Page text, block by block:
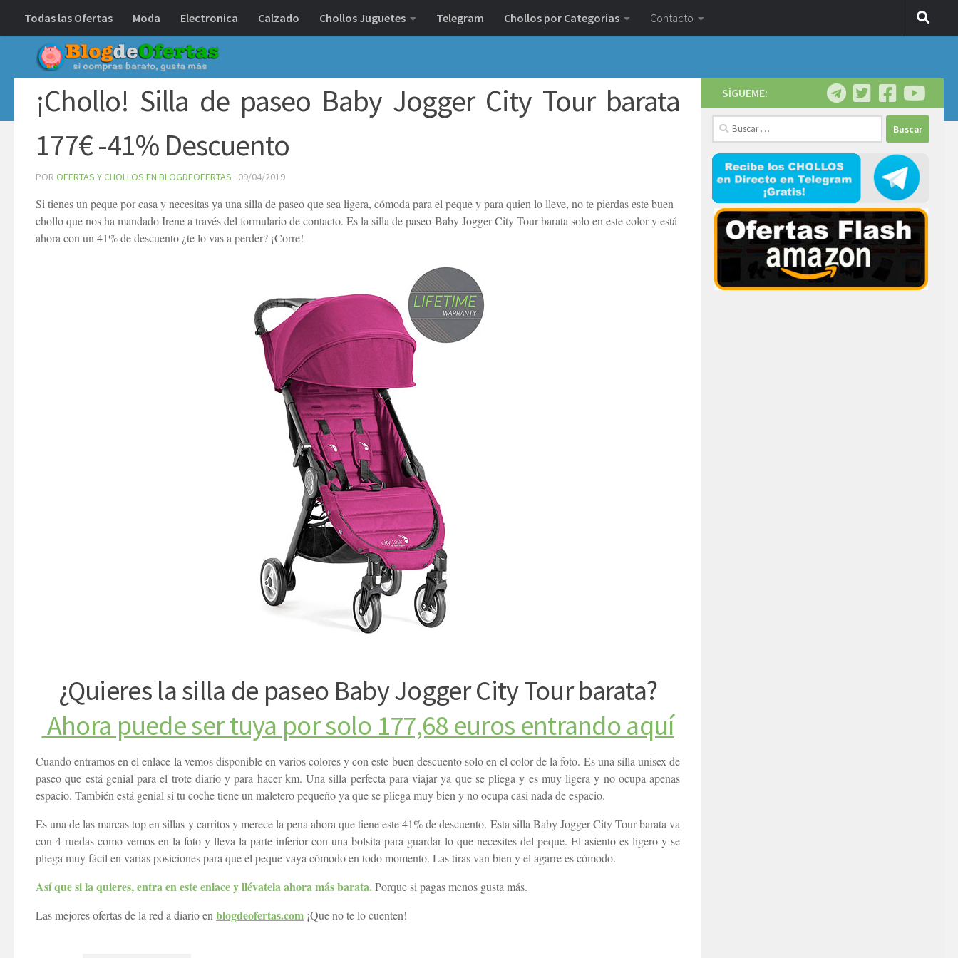
Debajo del contenido
Todas las Ofertas Moda Electronica Calzado Chollos Juguetes Telegram Chollos por Categorias Contacto
¡Chollo! Silla de paseo Baby Jogger City Tour barata
177€ -41% Descuento
POR OFERTAS Y CHOLLOS EN BLOGDEOFERTAS · 09/04/2019
Si tienes un peque por casa y necesitas ya una silla de paseo que sea ligera, cómoda para el peque y para quien lo lleve, no te pierdas este buen
chollo que nos ha mandado Irene a través del formulario de contacto. Es la silla de paseo Baby Jogger City Tour barata solo en este color y está
ahora con un 41% de descuento ¿te lo vas a perder? ¡Corre!
¿Quieres la silla de paseo Baby Jogger City Tour barata?
Ahora puede ser tuya por solo 177,68 euros entrando aquí
Cuando entramos en el enlace la vemos disponible en varios colores y con este buen descuento solo en el color de la foto. Es una silla unisex de
paseo que está genial para el trote diario y para hacer km. Una silla perfecta para viajar ya que se pliega y es muy ligera y no ocupa apenas
espacio. También está genial si tu coche tiene un maletero pequeño ya que se pliega muy bien y no ocupa casi nada de espacio.
Es una de las marcas top en sillas y carritos y merece la pena ahora que tiene este 41% de descuento. Esta silla Baby Jogger City Tour barata va
con 4 ruedas como vemos en la foto y lleva la parte inferior con una bolsita para guardar lo que necesites del peque. El asiento es ligero y se
pliega muy fácil en varias posiciones para que el peque vaya cómodo en todo momento. Las tiras van bien y el agarre es cómodo.
Así que si la quieres, entra en este enlace y llévatela ahora más barata.Porque si pagas menos gusta más.
Las mejores ofertas de la red a diario en blogdeofertas.com ¡Que no te lo cuenten!
SÍGUEME:
Buscar: